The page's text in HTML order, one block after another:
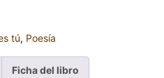
tú, Poesía
Ficha del libro